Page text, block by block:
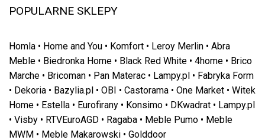
POPULARNE SKLEPY
Homla • Home and You • Komfort • Leroy Merlin • Abra
Meble • Biedronka Home • Black Red White • 4home • Brico
Marche • Bricoman • Pan Materac • Lampy.pl • Fabryka Form
• Dekoria • Bazylia.pl • OBI • Castorama • One Market • Witek
Home • Estella • Eurofirany • Konsimo • DKwadrat • Lampy.pl
• Visby • RTVEuroAGD • Ragaba • Meble Pumo • Meble
MWM • Meble Makarowski • Golddoor